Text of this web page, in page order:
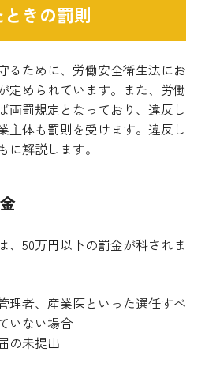
きの罰則
るために、労働安全衛生法にお
定められています。また、労働
両罰規定となっており、違反し
主体も罰則を受けます。違反し
解説します。
、50万円以下の罰金が科されま
理者、産業医といった選任すべ
いない場合
の未提出